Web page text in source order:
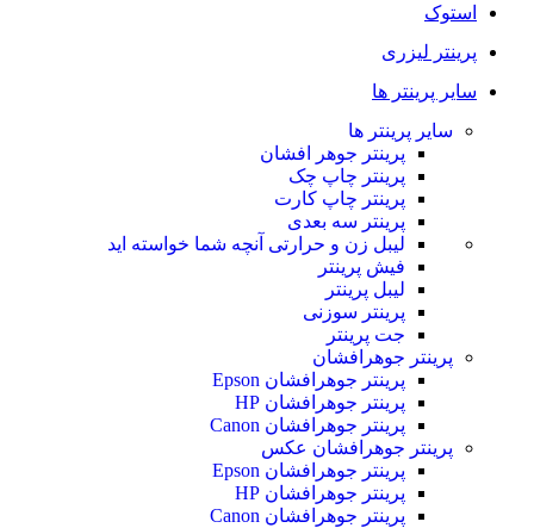
استوک
پرینتر لیزری
سایر پرینتر ها
سایر پرینتر ها
پرینتر جوهر افشان
پرینتر چاپ چک
پرینتر چاپ کارت
پرینتر سه بعدی
لیبل زن و حرارتی آنچه شما خواسته اید
فیش پرینتر
لیبل پرینتر
پرینتر سوزنی
جت پرینتر
پرینتر جوهرافشان
پرینتر جوهرافشان Epson
پرینتر جوهرافشان HP
پرینتر جوهرافشان Canon
پرینتر جوهرافشان عکس
پرینتر جوهرافشان Epson
پرینتر جوهرافشان HP
پرینتر جوهرافشان Canon